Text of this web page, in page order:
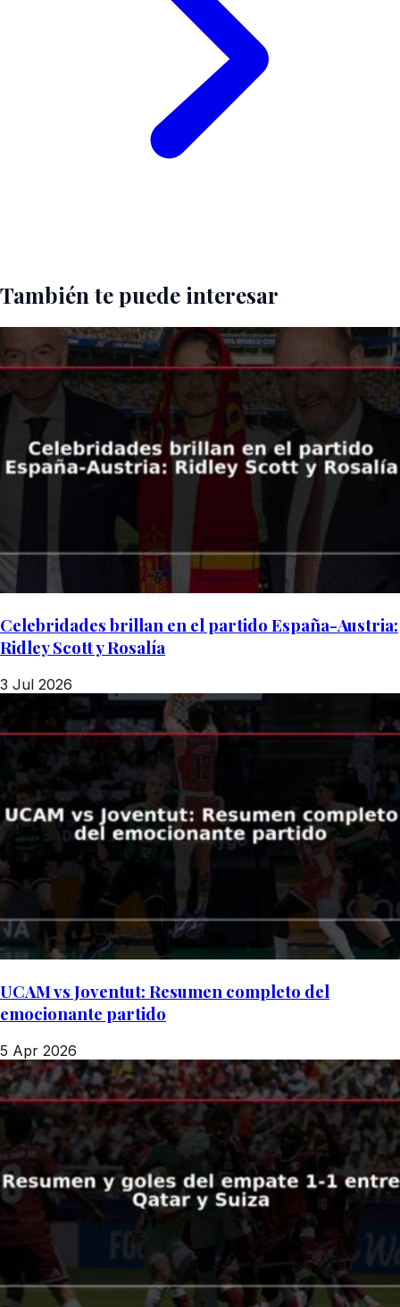
También te puede interesar
Celebridades brillan en el partido España-Austria:
Ridley Scott y Rosalía
3 Jul 2026
UCAM vs Joventut: Resumen completo del
emocionante partido
5 Apr 2026